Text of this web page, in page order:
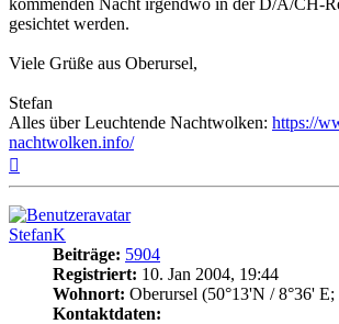
gesichtet werden.
Viele Grüße aus Oberursel,
Stefan
Alles über Leuchtende Nachtwolken: https://
nachtwolken.info/
StefanK
Beiträge: 5904
Registriert: 10. Jan 2004, 19:44
Wohnort: Oberursel (50°13'N / 8°36'
Kontaktdaten: